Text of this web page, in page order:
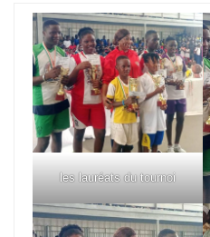
les lauréats du tournoi